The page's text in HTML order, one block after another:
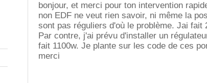
bonjour, et merci pour ton intervention
non EDF ne veut rien savoir, ni même la
sont pas réguliers d'où le problème. Jai
Par contre, j'ai prévu d'installer un
fait 1100w. Je plante sur les code de ces
merci